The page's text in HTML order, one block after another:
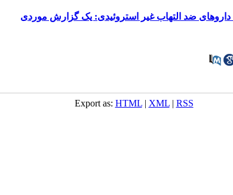
ضد التهاب غیر استروئیدی: یک گزارش موردی
Export as: HTML| XML| RSS